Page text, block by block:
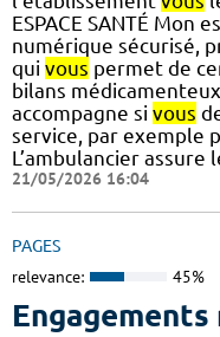
ESPACE SANTÉ Mon
numérique sécurisé,
qui vous permet de
bilans
accompagne si vous
service, par exemple
L’ambulancier
21/05/2026 16:04
PAGES
relevance: 45%